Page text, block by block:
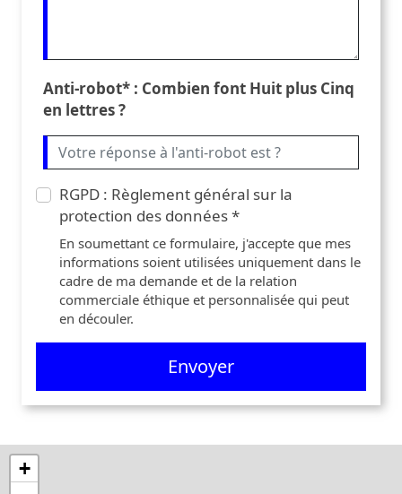
Anti-robot* : Combien font Huit plus Cinq
en lettres ?
RGPD : Règlement général sur la
protection des données *
En soumettant ce formulaire, j'accepte que mes
informations soient utilisées uniquement dans le
cadre de ma demande et de la relation
commerciale éthique et personnalisée qui peut
en découler.
Envoyer
+